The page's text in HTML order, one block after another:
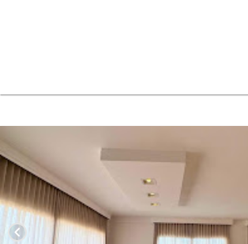
chevron_left